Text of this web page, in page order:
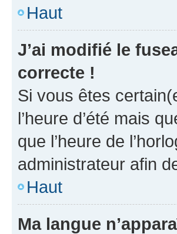
Haut
J’ai modifié le
correcte !
Si vous êtes
l’heure d’été mais
que l’heure de
administrateur afin
Haut
Ma langue